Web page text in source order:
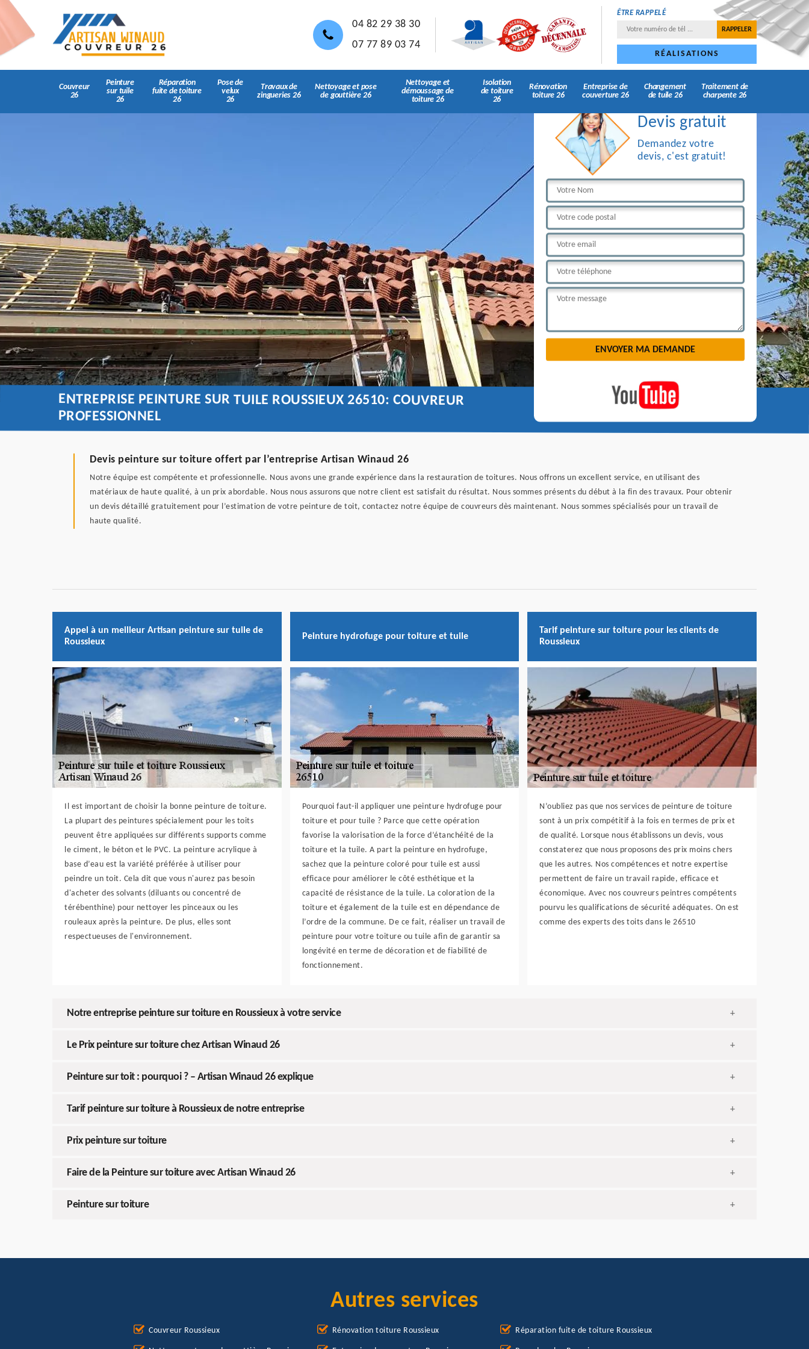
04 82 29 38 30
07 77 89 03 74
ÊTRE RAPPELÉ
RÉALISATIONS
Couvreur
26
Peinture
sur tuile
26
Réparation
fuite de toiture
26
Pose de
velux
26
Travaux de
zingueries 26
Nettoyage et pose
de gouttière 26
Nettoyage et
démoussage de
toiture 26
Isolation
de toiture
26
Rénovation
toiture 26
Entreprise de
couverture 26
Changement
de tuile 26
Traitement de
charpente 26
Devis gratuit
Demandez votre
devis, c'est gratuit!
ENTREPRISE PEINTURE SUR TUILE ROUSSIEUX 26510: COUVREUR
PROFESSIONNEL
Devis peinture sur toiture offert par l’entreprise Artisan Winaud 26
Notre équipe est compétente et professionnelle. Nous avons une grande expérience dans la restauration de toitures. Nous offrons un excellent service, en utilisant des
matériaux de haute qualité, à un prix abordable. Nous nous assurons que notre client est satisfait du résultat. Nous sommes présents du début à la fin des travaux. Pour obtenir
un devis détaillé gratuitement pour l’estimation de votre peinture de toit, contactez notre équipe de couvreurs dès maintenant. Nous sommes spécialisés pour un travail de
haute qualité.
Appel à un meilleur Artisan peinture sur tuile de
Roussieux
Il est important de choisir la bonne peinture de toiture.
La plupart des peintures spécialement pour les toits
peuvent être appliquées sur différents supports comme
le ciment, le béton et le PVC. La peinture acrylique à
base d’eau est la variété préférée à utiliser pour
peindre un toit. Cela dit que vous n'aurez pas besoin
d'acheter des solvants (diluants ou concentré de
térébenthine) pour nettoyer les pinceaux ou les
rouleaux après la peinture. De plus, elles sont
respectueuses de l'environnement.
Peinture hydrofuge pour toiture et tuile
Pourquoi faut-il appliquer une peinture hydrofuge pour
toiture et pour tuile ? Parce que cette opération
favorise la valorisation de la force d’étanchéité de la
toiture et la tuile. A part la peinture en hydrofuge,
sachez que la peinture coloré pour tuile est aussi
efficace pour améliorer le côté esthétique et la
capacité de résistance de la tuile. La coloration de la
toiture et également de la tuile est en dépendance de
l’ordre de la commune. De ce fait, réaliser un travail de
peinture pour votre toiture ou tuile afin de garantir sa
longévité en terme de décoration et de fiabilité de
fonctionnement.
Tarif peinture sur toiture pour les clients de
Roussieux
N’oubliez pas que nos services de peinture de toiture
sont à un prix compétitif à la fois en termes de prix et
de qualité. Lorsque nous établissons un devis, vous
constaterez que nous proposons des prix moins chers
que les autres. Nos compétences et notre expertise
permettent de faire un travail rapide, efficace et
économique. Avec nos couvreurs peintres compétents
pourvu les qualifications de sécurité adéquates. On est
comme des experts des toits dans le 26510
Notre entreprise peinture sur toiture en Roussieux à votre service +
Le Prix peinture sur toiture chez Artisan Winaud 26 +
Peinture sur toit : pourquoi ? – Artisan Winaud 26 explique +
Tarif peinture sur toiture à Roussieux de notre entreprise +
Prix peinture sur toiture +
Faire de la Peinture sur toiture avec Artisan Winaud 26 +
Peinture sur toiture +
Autres services
Couvreur Roussieux Rénovation toiture Roussieux Réparation fuite de toiture Roussieux